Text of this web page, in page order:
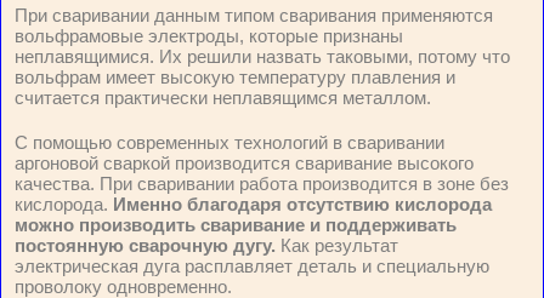
При сваривании данным типом сваривания применяются
вольфрамовые электроды, которые признаны
неплавящимися. Их решили назвать таковыми, потому что
вольфрам имеет высокую температуру плавления и
считается практически неплавящимся металлом.
С помощью современных технологий в сваривании
аргоновой сваркой производится сваривание высокого
качества. При сваривании работа производится в зоне без
кислорода. Именно благодаря отсутствию кислорода
можно производить сваривание и поддерживать
постоянную сварочную дугу. Как результат
электрическая дуга расплавляет деталь и специальную
проволоку одновременно.